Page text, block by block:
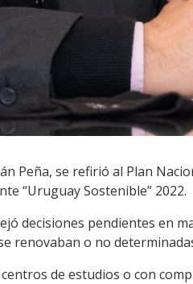
Peña, se refirió al Plan
“Uruguay Sostenible” 2022.
decisiones pendientes en
renovaban o no
de estudios o con